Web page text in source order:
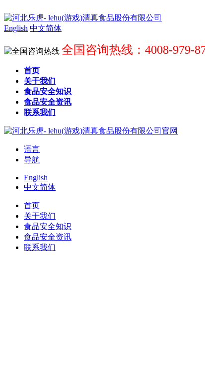
English 中文简体
全国咨询热线：4008-979-
首页
关于我们
食品安全知识
食品安全资讯
联系我们
语言
导航
English
中文简体
首页
关于我们
食品安全知识
食品安全资讯
联系我们